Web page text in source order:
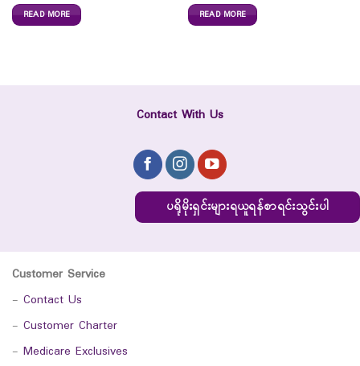
READ MORE READ MORE
Contact With Us
ပရိုမိုးရှင်းများရယူရန်စာရင်းသွင်းပါ
Customer Service
- Contact Us
- Customer Charter
- Medicare Exclusives